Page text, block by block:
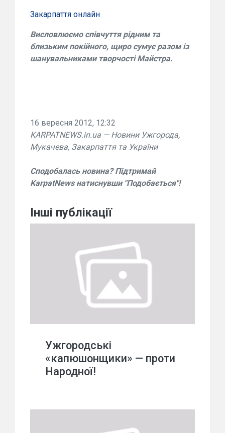
Закарпаття онлайн
Висловлюємо співчуття рідним та
близьким покійного, щиро сумує разом із
шанувальниками творчості Майстра.
16 вересня 2012, 12:32
KARPATNEWS.in.ua — Новини Ужгорода,
Мукачева, Закарпаття та України
Сподобалась новина? Підтримай
KarpatNews натиснувши "Подобається"!
Інші публікації
Ужгородські
«капюшонщики» — проти
Народної!